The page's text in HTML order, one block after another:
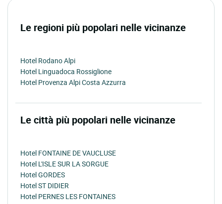
Le regioni più popolari nelle vicinanze
Hotel Rodano Alpi
Hotel Linguadoca Rossiglione
Hotel Provenza Alpi Costa Azzurra
Le città più popolari nelle vicinanze
Hotel FONTAINE DE VAUCLUSE
Hotel L'ISLE SUR LA SORGUE
Hotel GORDES
Hotel ST DIDIER
Hotel PERNES LES FONTAINES